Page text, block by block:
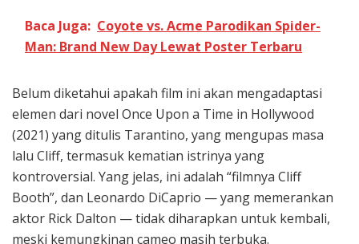
Baca Juga: Coyote vs. Acme Parodikan Spider-
Man: Brand New Day Lewat Poster Terbaru
Belum diketahui apakah film ini akan mengadaptasi
elemen dari novel Once Upon a Time in Hollywood
(2021) yang ditulis Tarantino, yang mengupas masa
lalu Cliff, termasuk kematian istrinya yang
kontroversial. Yang jelas, ini adalah “filmnya Cliff
Booth”, dan Leonardo DiCaprio — yang memerankan
aktor Rick Dalton — tidak diharapkan untuk kembali,
meski kemungkinan cameo masih terbuka.